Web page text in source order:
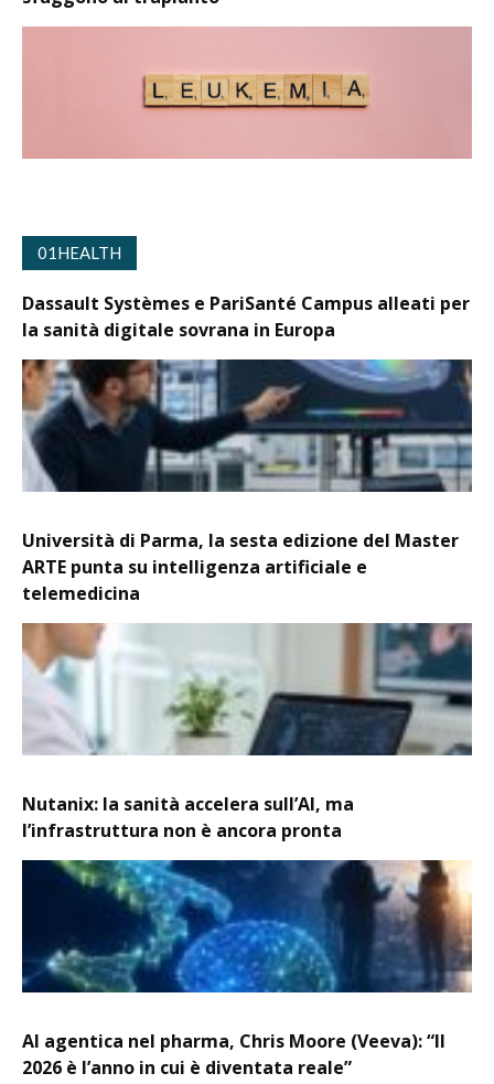
01HEALTH
Dassault Systèmes e PariSanté Campus alleati per
la sanità digitale sovrana in Europa
Università di Parma, la sesta edizione del Master
ARTE punta su intelligenza artificiale e
telemedicina
Nutanix: la sanità accelera sull’AI, ma
l’infrastruttura non è ancora pronta
AI agentica nel pharma, Chris Moore (Veeva): “Il
2026 è l’anno in cui è diventata reale”